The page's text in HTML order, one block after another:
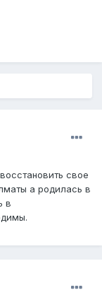
свое
а родилась в
в